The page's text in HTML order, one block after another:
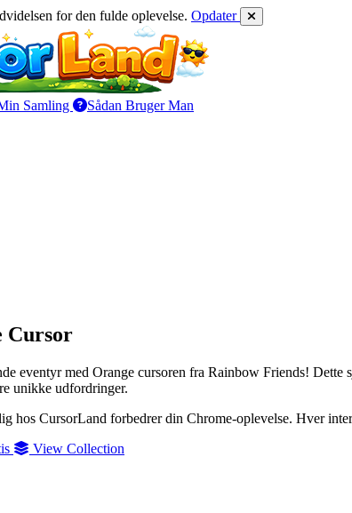
for den fulde oplevelse. Opdater
Samling
Sådan Bruger Man
Cursor
eventyr med Orange cursoren fra Rainbow Friends!
unikke udfordringer.
hos CursorLand forbedrer din Chrome-oplevelse. Hver
View Collection